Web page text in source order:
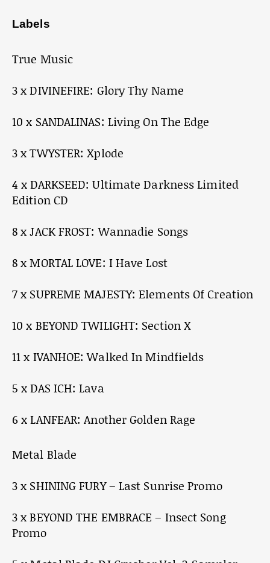
Labels
True Music
3 x DIVINEFIRE: Glory Thy Name
10 x SANDALINAS: Living On The Edge
3 x TWYSTER: Xplode
4 x DARKSEED: Ultimate Darkness Limited
Edition CD
8 x JACK FROST: Wannadie Songs
8 x MORTAL LOVE: I Have Lost
7 x SUPREME MAJESTY: Elements Of Creation
10 x BEYOND TWILIGHT: Section X
11 x IVANHOE: Walked In Mindfields
5 x DAS ICH: Lava
6 x LANFEAR: Another Golden Rage
Metal Blade
3 x SHINING FURY – Last Sunrise Promo
3 x BEYOND THE EMBRACE – Insect Song
Promo